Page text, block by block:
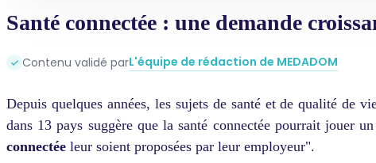
Santé connectée : une demande
Contenu validé parL'équipe de rédaction de MEDADOM
Depuis quelques années, les sujets de santé et de qualité de
dans 13 pays suggère que la santé connectée pourrait jouer
connectée leur soient proposées par leur employeur".